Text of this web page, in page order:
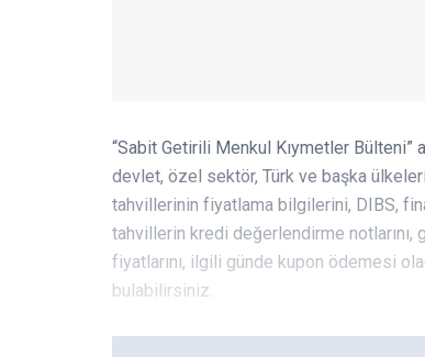
“Sabit Getirili Menkul Kıymetler Bülteni”
devlet, özel sektör, Türk ve başka
tahvillerinin fiyatlama bilgilerini, DIBS,
tahvillerin kredi değerlendirme notlarını,
fiyatlarını, ilgili günde kupon ödemesi
bulabilirsiniz.